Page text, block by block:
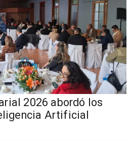
2026 abordó los
Artificial